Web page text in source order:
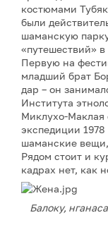
костюмами
были
шаманскую
«путешествий»
Первую на
младший брат
дар – он
Института
Миклухо-Маклая
экспедиции 1978
шаманские
Рядом стоит и
кадрах нет, как
Балоку,